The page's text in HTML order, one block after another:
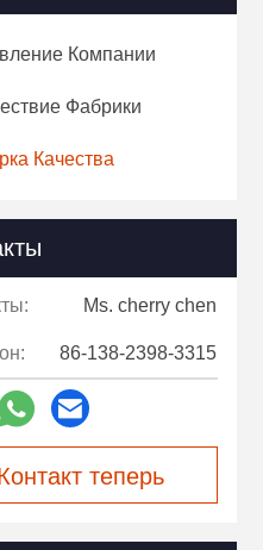
Компании
Фабрики
Качества
Ms. cherry chen
86-138-2398-3315
теперь